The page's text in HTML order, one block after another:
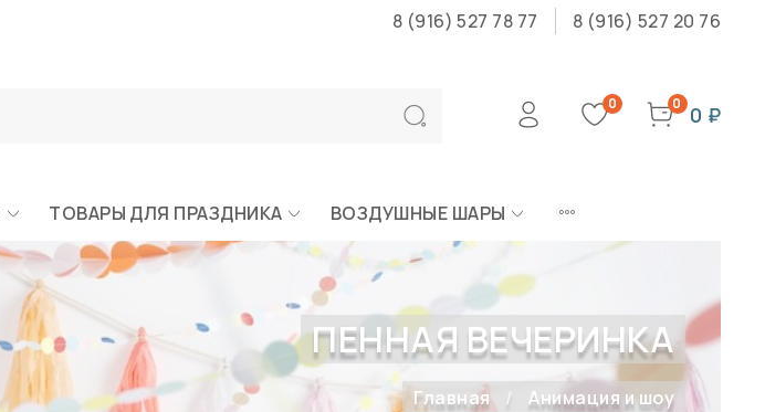
8 (916) 527 78 77 8 (916) 527 20 76
0 0 0 ₽
ТОВАРЫ ДЛЯ ПРАЗДНИКА ВОЗДУШНЫЕ ШАРЫ
ПЕННАЯ ВЕЧЕРИНКА
Главная Анимация и шоу